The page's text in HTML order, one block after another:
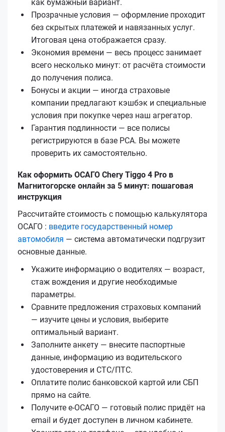
как бумажный вариант.
Прозрачные условия — оформление проходит
без скрытых платежей и навязанных услуг.
Итоговая цена отображается сразу.
Экономия времени — весь процесс занимает
всего несколько минут: от расчёта стоимости
до получения полиса.
Бонусы и акции — иногда страховые
компании предлагают кэшбэк и специальные
условия при покупке через наш агрегатор.
Гарантия подлинности — все полисы
регистрируются в базе РСА. Вы можете
проверить их самостоятельно.
Как оформить ОСАГО Chery Tiggo 4 Pro в
Магнитогорске онлайн за 5 минут: пошаговая
инструкция
Рассчитайте стоимость с помощью калькулятора
ОСАГО : введите государственный номер
автомобиля — система автоматически подгрузит
основные данные.
Укажите информацию о водителях — возраст,
стаж вождения и другие необходимые
параметры.
Сравните предложения страховых компаний
— изучите цены и условия, выберите
оптимальный вариант.
Заполните анкету — внесите паспортные
данные, информацию из водительского
удостоверения и СТС/ПТС.
Оплатите полис банковской картой или СБП
прямо на сайте.
Получите е‑ОСАГО — готовый полис придёт на
email и будет доступен в личном кабинете.